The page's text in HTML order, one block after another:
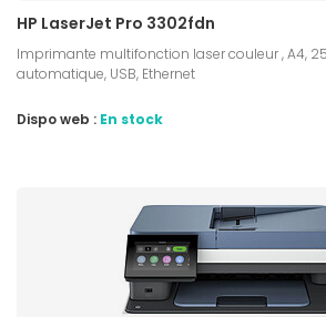
HP LaserJet Pro 3302fdn
Imprimante multifonction laser couleur , A4,
automatique, USB, Ethernet
Dispo web : En stock